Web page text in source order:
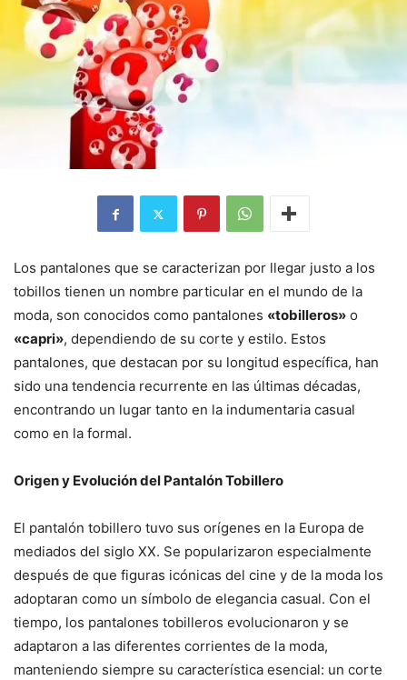
Los pantalones que se caracterizan por llegar justo a los
tobillos tienen un nombre particular en el mundo de la
moda, son conocidos como pantalones «tobilleros» o
«capri», dependiendo de su corte y estilo. Estos
pantalones, que destacan por su longitud específica, han
sido una tendencia recurrente en las últimas décadas,
encontrando un lugar tanto en la indumentaria casual
como en la formal.
Origen y Evolución del Pantalón Tobillero
El pantalón tobillero tuvo sus orígenes en la Europa de
mediados del siglo XX. Se popularizaron especialmente
después de que figuras icónicas del cine y de la moda los
adoptaran como un símbolo de elegancia casual. Con el
tiempo, los pantalones tobilleros evolucionaron y se
adaptaron a las diferentes corrientes de la moda,
manteniendo siempre su característica esencial: un corte